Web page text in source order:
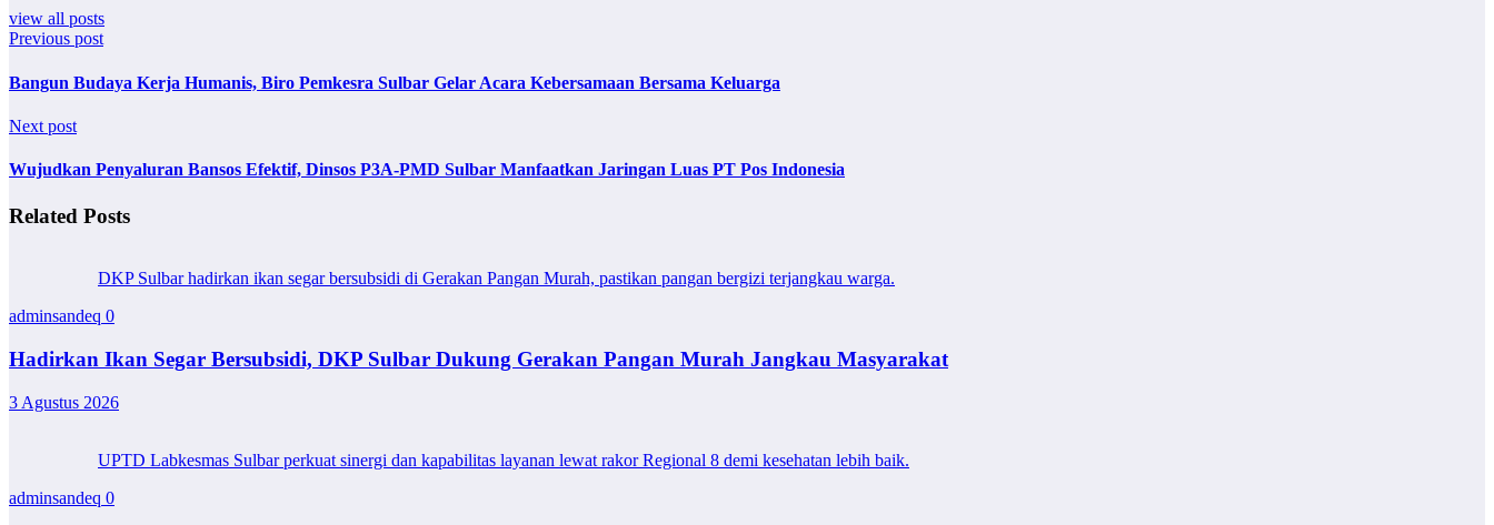
view all posts
Previous post
Bangun Budaya Kerja Humanis, Biro Pemkesra Sulbar Gelar Acara Kebersamaan Bersama Keluarga
Next post
Wujudkan Penyaluran Bansos Efektif, Dinsos P3A-PMD Sulbar Manfaatkan Jaringan Luas PT Pos Indonesia
Related Posts
DKP Sulbar hadirkan ikan segar bersubsidi di Gerakan Pangan Murah, pastikan pangan bergizi terjangkau warga.
adminsandeq 0
Hadirkan Ikan Segar Bersubsidi, DKP Sulbar Dukung Gerakan Pangan Murah Jangkau Masyarakat
3 Agustus 2026
UPTD Labkesmas Sulbar perkuat sinergi dan kapabilitas layanan lewat rakor Regional 8 demi kesehatan lebih baik.
adminsandeq 0